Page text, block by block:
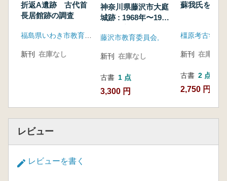
折返A遺跡 古代首
長居館跡の調査
福島県いわき市教育委員会
新刊 在庫なし
神奈川県藤沢市大庭
城跡 : 1968年〜1971
発掘調査の記録
藤沢市教育委員会,
新刊 在庫なし
古書 1 点
3,300 円
蘇我氏を掘る
新刊 在庫なし
古書 2 点
2,750 円~
レビュー
レビューを書く